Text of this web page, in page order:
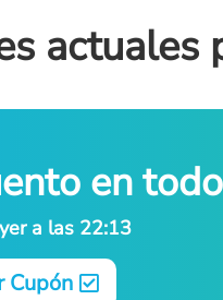
actuales
en todo
a las 22:13
Cupón